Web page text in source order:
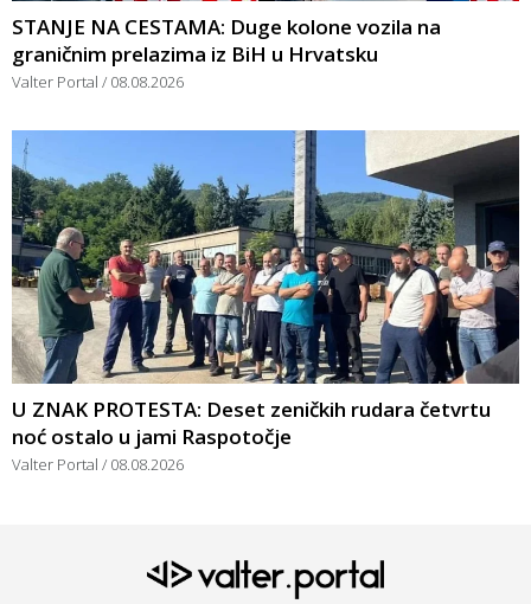
STANJE NA CESTAMA: Duge kolone vozila na
graničnim prelazima iz BiH u Hrvatsku
Valter Portal 08.08.2026
U ZNAK PROTESTA: Deset zeničkih rudara četvrtu
noć ostalo u jami Raspotočje
Valter Portal 08.08.2026